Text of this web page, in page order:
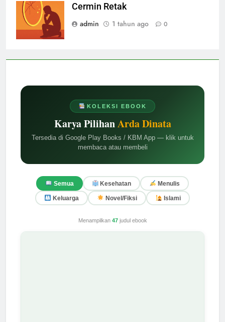
KOLEKSI EBOOK
Karya PilihanArda Dinata
Tersedia di Google Play Books / KBM App — klik untuk
membaca atau membeli
Semua Kesehatan Menulis
Keluarga Novel/Fiksi Islami
Menampilkan 47judul ebook
Cermin Retak
admin
1 tahun ago 0